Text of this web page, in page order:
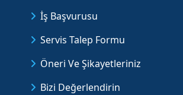
İş Başvurusu
Servis Talep Formu
Öneri Ve Şikayetleriniz
Bizi Değerlendirin